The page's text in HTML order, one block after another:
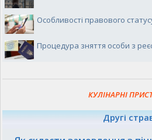
Особливості правового
Процедура зняття особи з
КУЛІНАРНІ
Другі